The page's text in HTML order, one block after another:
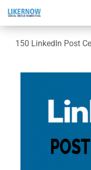
150 Lin­ke­dIn Post